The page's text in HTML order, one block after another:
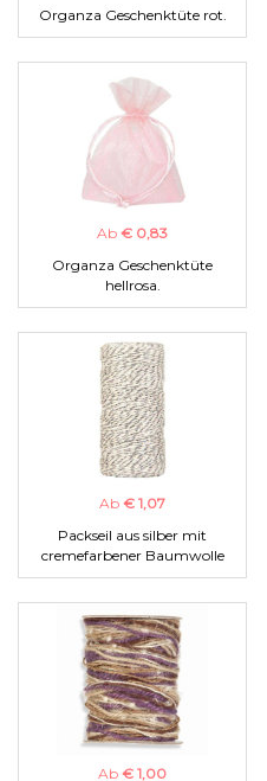
Organza Geschenktüte rot.
Ab € 0,83
Organza Geschenktüte
hellrosa.
Ab € 1,07
Packseil aus silber mit
cremefarbener Baumwolle
Ab € 1,00